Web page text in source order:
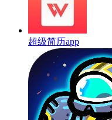
超级简历app